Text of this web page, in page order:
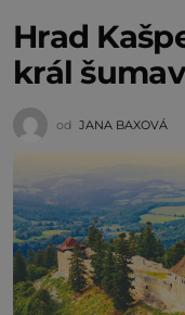
Hrad
král
od JANA BAXOVÁ